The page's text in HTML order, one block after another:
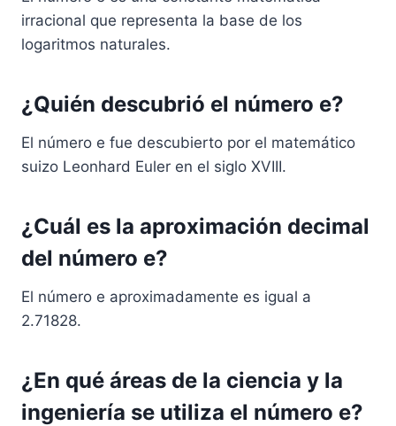
irracional que representa la base de los
logaritmos naturales.
¿Quién descubrió el número e?
El número e fue descubierto por el matemático
suizo Leonhard Euler en el siglo XVIII.
¿Cuál es la aproximación decimal
del número e?
El número e aproximadamente es igual a
2.71828.
¿En qué áreas de la ciencia y la
ingeniería se utiliza el número e?